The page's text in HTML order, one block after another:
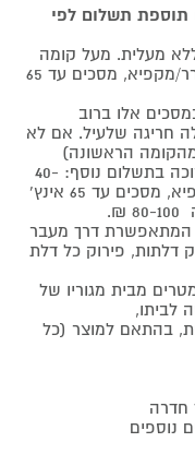
תוספת תשלום לפי
מעלית. מעל קומה
ב' 40-50 ₪ למוצר לבן, 60-80 ₪ למקרר/מקפיא, מסכים עד 65
ומעלה 80-100 ₪ (במסכים אלו ברוב
חריגה שלעיל. אם לא
הראשונה)
הובלה לכל קומה נוספת בתוך הבית כרוכה בתשלום נוסף: 40-
50 ₪ למוצר לבן, 60-80 ₪ למקרר/מקפיא, מסכים עד 65 אינץ'
דרך מעבר
דלתות, פירוק כל דלת
קיים מרחק הליכה העולה על 50 מטרים מבית מגוריו של
לביתו,
בהתאם למוצר (כל
חדרה